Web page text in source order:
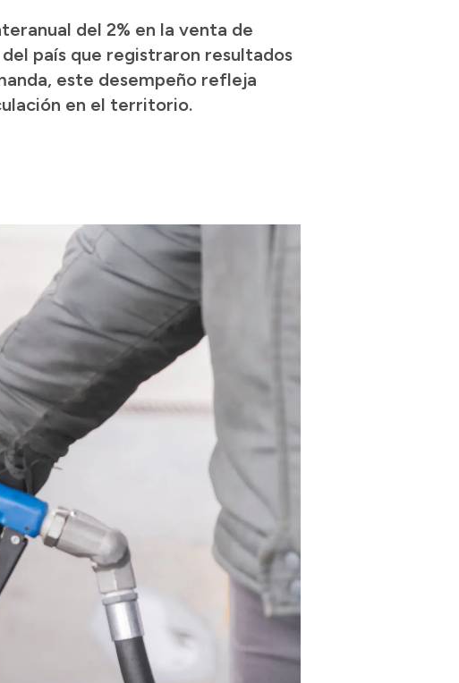
del 2% en la venta de
país que registraron resultados
este desempeño refleja
en el territorio.